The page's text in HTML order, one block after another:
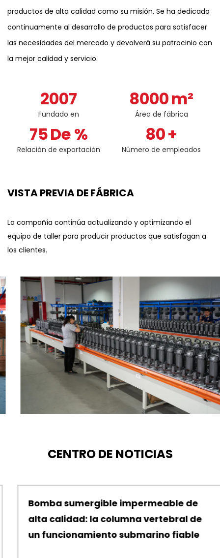
productos de alta calidad como su misión. Se ha dedicado
continuamente al desarrollo de productos para satisfacer
las necesidades del mercado y devolverá su patrocinio con
la mejor calidad y servicio.
2007
Fundado en
8000m²
Área de fábrica
75De %
Relación de exportación
80+
Número de empleados
VISTA PREVIA DE FÁBRICA
La compañía continúa actualizando y optimizando el
equipo de taller para producir productos que satisfagan a
los clientes.
CENTRO DE NOTICIAS
Bomba sumergible impermeable de
alta calidad: la columna vertebral de
un funcionamiento submarino fiable